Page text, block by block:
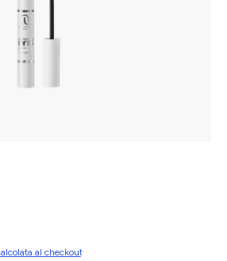
al checkout